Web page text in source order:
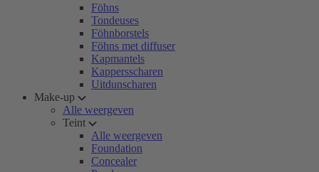
Föhns
Tondeuses
Föhnborstels
Föhns met diffuser
Kapmantels
Kappersscharen
Uitdunscharen
Make-up
Alle weergeven
Teint
Alle weergeven
Foundation
Concealer